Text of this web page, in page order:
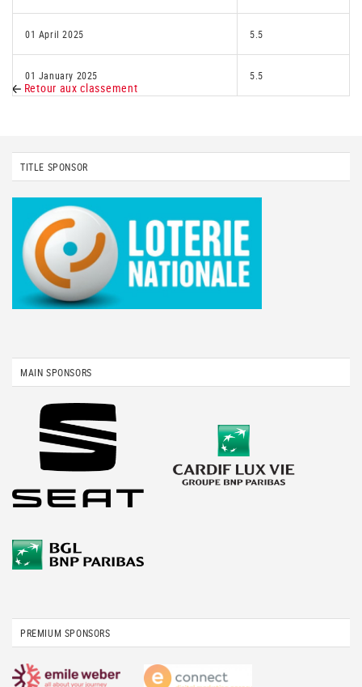
01 April 2025 5.5
01 January 2025 5.5
Retour aux classement
TITLE SPONSOR
MAIN SPONSORS
PREMIUM SPONSORS